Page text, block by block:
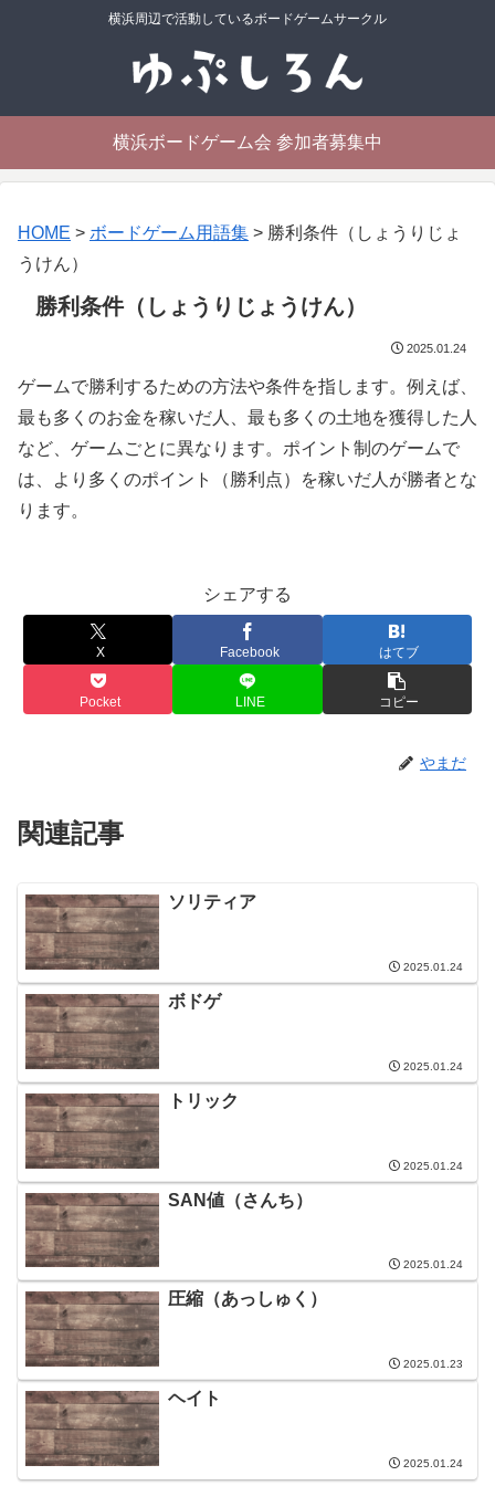
横浜周辺で活動しているボードゲームサークル
横浜ボードゲーム会 参加者募集中
HOME > ボードゲーム用語集 > 勝利条件（しょうりじょ
うけん）
勝利条件（しょうりじょうけん）
2025.01.24
ゲームで勝利するための方法や条件を指します。例えば、
最も多くのお金を稼いだ人、最も多くの土地を獲得した人
など、ゲームごとに異なります。ポイント制のゲームで
は、より多くのポイント（勝利点）を稼いだ人が勝者とな
ります。
シェアする
X Facebook はてブ
Pocket LINE コピー
やまだ
関連記事
ソリティア
2025.01.24
ボドゲ
2025.01.24
トリック
2025.01.24
SAN値（さんち）
2025.01.24
圧縮（あっしゅく）
2025.01.23
ヘイト
2025.01.24